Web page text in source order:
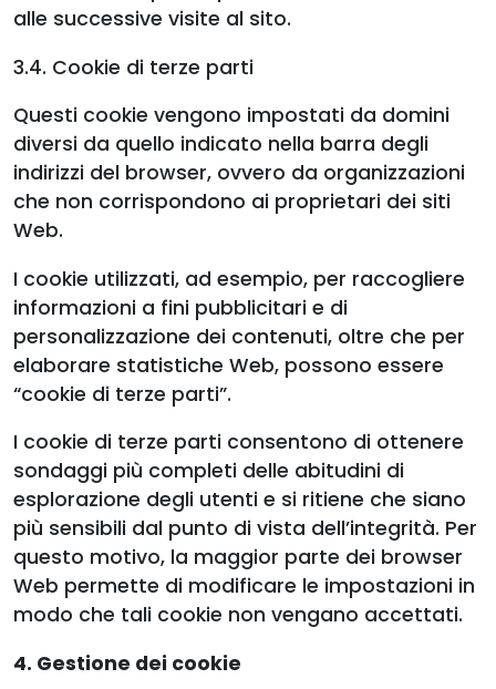
alle successive visite al sito.
3.4. Cookie di terze parti
Questi cookie vengono impostati da domini
diversi da quello indicato nella barra degli
indirizzi del browser, ovvero da organizzazioni
che non corrispondono ai proprietari dei siti
Web.
I cookie utilizzati, ad esempio, per raccogliere
informazioni a fini pubblicitari e di
personalizzazione dei contenuti, oltre che per
elaborare statistiche Web, possono essere
“cookie di terze parti”.
I cookie di terze parti consentono di ottenere
sondaggi più completi delle abitudini di
esplorazione degli utenti e si ritiene che siano
più sensibili dal punto di vista dell’integrità. Per
questo motivo, la maggior parte dei browser
Web permette di modificare le impostazioni in
modo che tali cookie non vengano accettati.
4. Gestione dei cookie